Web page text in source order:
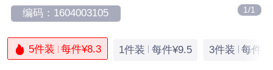
1/1
编码：1604003105
5件装 每件¥8.3 1件装 每件¥9.5 3件装 每件¥8